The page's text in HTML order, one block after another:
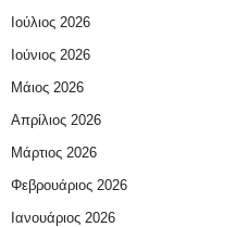
Ιούλιος 2026
Ιούνιος 2026
Μάιος 2026
Απρίλιος 2026
Μάρτιος 2026
Φεβρουάριος 2026
Ιανουάριος 2026